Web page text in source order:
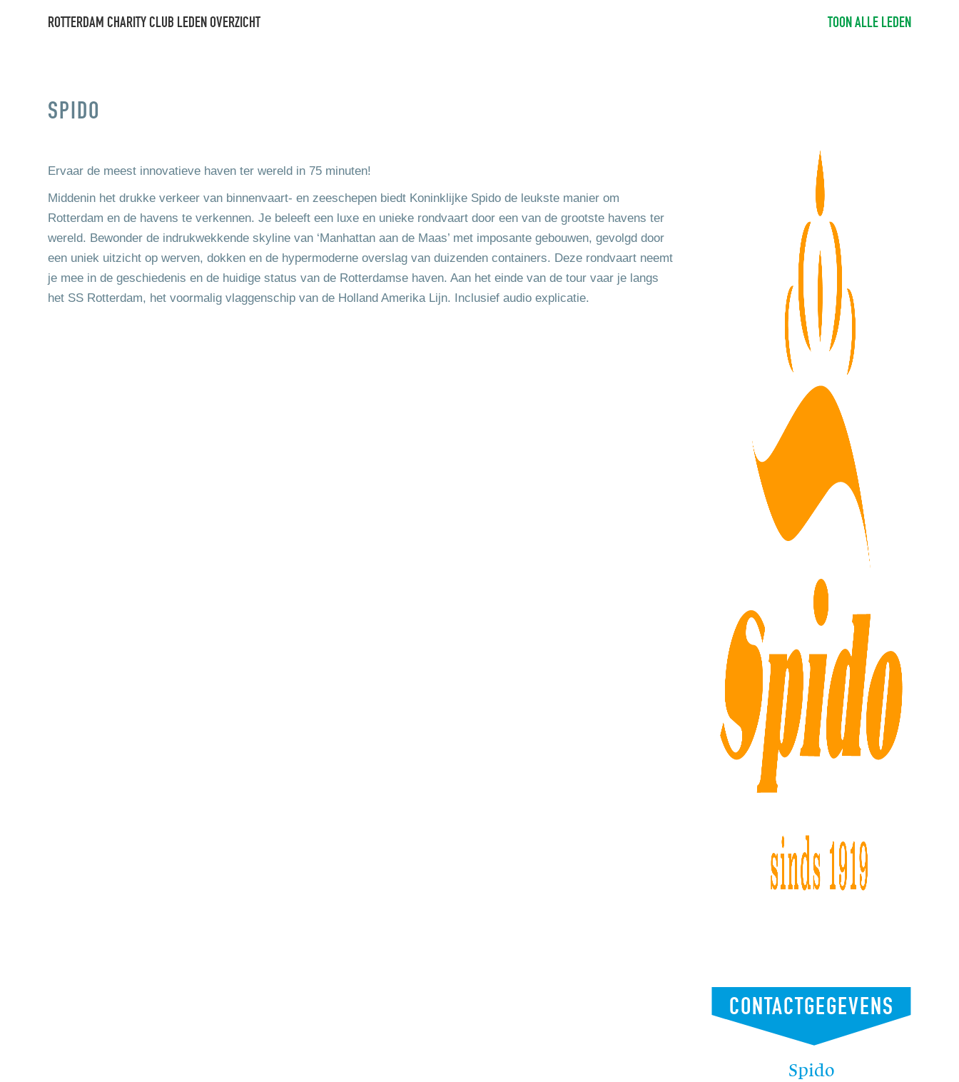
ROTTERDAM CHARITY CLUB LEDEN OVERZICHT TOON ALLE LEDEN
SPIDO
Ervaar de meest innovatieve haven ter wereld in 75 minuten!
Middenin het drukke verkeer van binnenvaart- en zeeschepen biedt Koninklijke Spido de leukste manier om
Rotterdam en de havens te verkennen. Je beleeft een luxe en unieke rondvaart door een van de grootste havens ter
wereld. Bewonder de indrukwekkende skyline van ‘Manhattan aan de Maas’ met imposante gebouwen, gevolgd door
een uniek uitzicht op werven, dokken en de hypermoderne overslag van duizenden containers. Deze rondvaart neemt
je mee in de geschiedenis en de huidige status van de Rotterdamse haven. Aan het einde van de tour vaar je langs
het SS Rotterdam, het voormalig vlaggenschip van de Holland Amerika Lijn. Inclusief audio explicatie.
CONTACTGEGEVENS
Spido